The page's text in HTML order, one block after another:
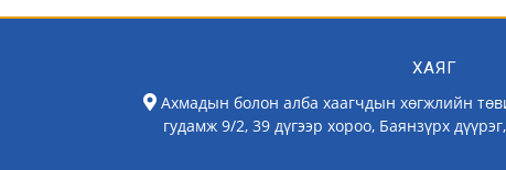
ХАЯГ
Ахмадын болон алба хаагчдын хөгжлийн
гудамж 9/2, 39 дүгээр хороо, Баянзүрх